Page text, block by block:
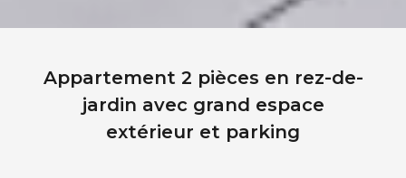
Appartement 2 pièces en rez-de-
jardin avec grand espace
extérieur et parking